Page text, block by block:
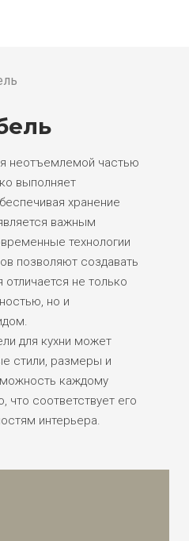
неотъемлемой частью
выполняет
хранение
важным
технологии
позволяют создавать
отличается не только
но и
для кухни может
стили, размеры и
каждому
что соответствует его
интерьера.